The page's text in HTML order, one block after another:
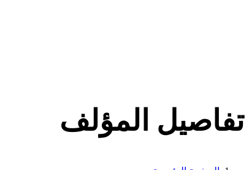
تفاصيل المؤلف